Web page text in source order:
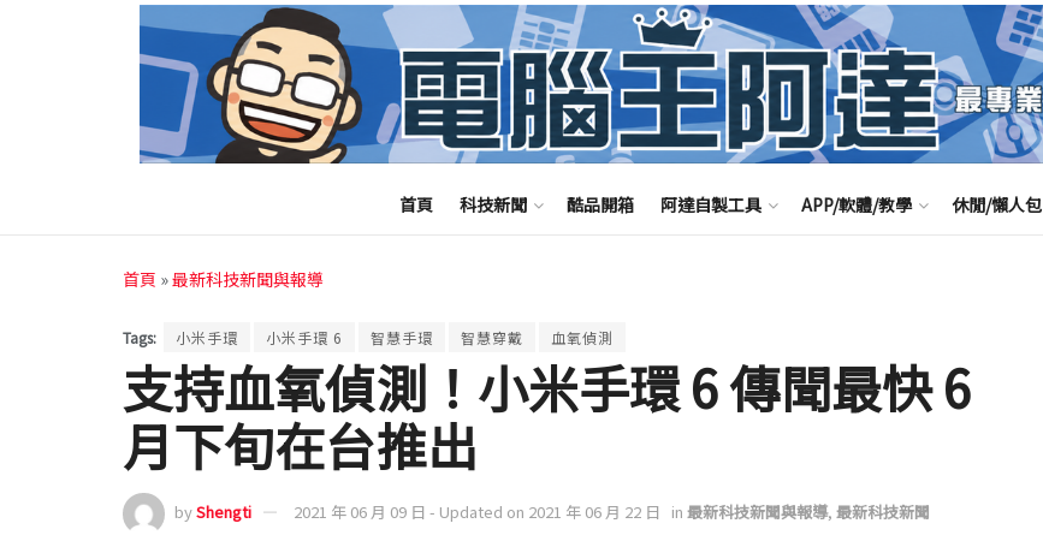
首頁 科技新聞 酷品開箱 阿達自製工具 APP/軟體/教學 休閒/懶人包
首頁 »最新科技新聞與報導
Tags: 小米手環 小米手環 6 智慧手環 智慧穿戴 血氧偵測
支持血氧偵測！小米手環 6 傳聞最快 6
月下旬在台推出
byShengti 2021 年 06 月 09 日 - Updated on 2021 年 06 月 22 日 in 最新科技新聞與報導, 最新科技新聞